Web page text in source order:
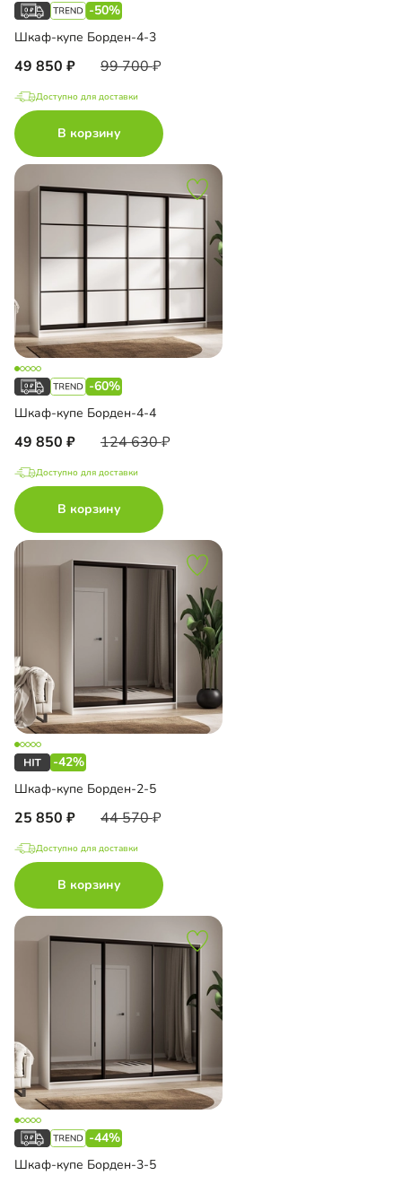
-50%
Шкаф-купе Борден-4-3
49 850 99 700
Доступно для доставки
В корзину
-60%
Шкаф-купе Борден-4-4
49 850 124 630
Доступно для доставки
В корзину
-42%
Шкаф-купе Борден-2-5
25 850 44 570
Доступно для доставки
В корзину
-44%
Шкаф-купе Борден-3-5